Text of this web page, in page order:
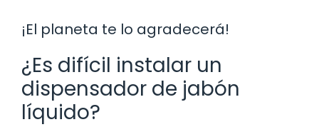
¡El planeta te lo agradecerá!
¿Es difícil instalar un
dispensador de jabón
líquido?